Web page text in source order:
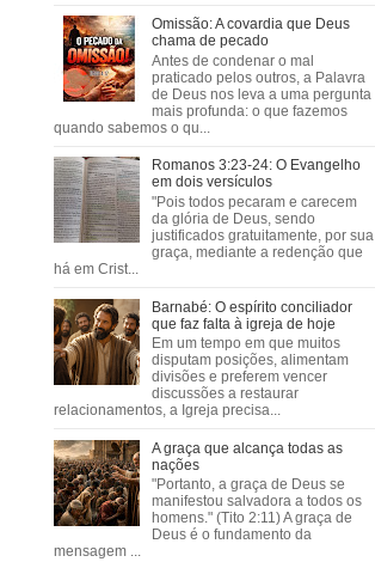
Omissão: A covardia que Deus
chama de pecado
Antes de condenar o mal
praticado pelos outros, a Palavra
de Deus nos leva a uma pergunta
mais profunda: o que fazemos
quando sabemos o qu...
Romanos 3:23-24: O Evangelho
em dois versículos
"Pois todos pecaram e carecem
da glória de Deus, sendo
justificados gratuitamente, por sua
graça, mediante a redenção que
há em Crist...
Barnabé: O espírito conciliador
que faz falta à igreja de hoje
Em um tempo em que muitos
disputam posições, alimentam
divisões e preferem vencer
discussões a restaurar
relacionamentos, a Igreja precisa...
A graça que alcança todas as
nações
"Portanto, a graça de Deus se
manifestou salvadora a todos os
homens." (Tito 2:11) A graça de
Deus é o fundamento da
mensagem ...